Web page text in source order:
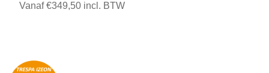
Vanaf €349,50 incl. BTW